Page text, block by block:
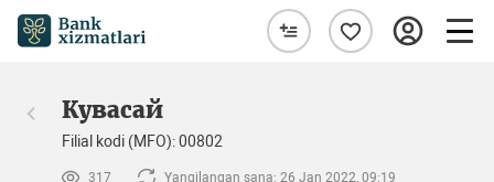
Кувасай
Filial kodi (MFO): 00802
317 Yangilangan sana: 26 Jan 2022, 09:19